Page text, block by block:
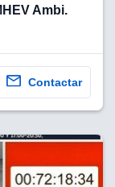
Ambi.
Contactar